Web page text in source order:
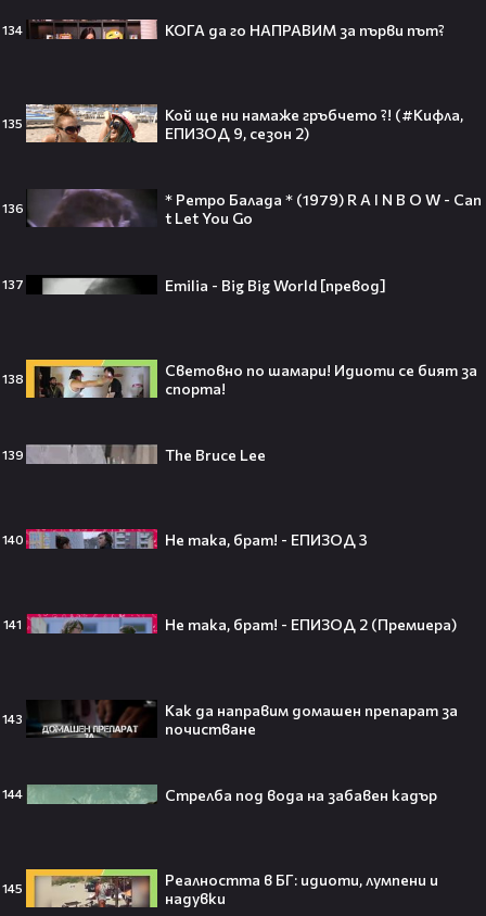
134 КОГА да го НАПРАВИМ за първи път?
135
Кой ще ни намаже гръбчето ?! (#Кифла,
ЕПИЗОД 9, сезон 2)
136
* Ретро Балада * (1979) R A I N B O W - Can
t Let You Go
137 Emilia - Big Big World [превод]
138
Световно по шамари! Идиоти се бият за
спорта!
139 The Bruce Lee
140 Не така, брат! - ЕПИЗОД 3
141 Не така, брат! - ЕПИЗОД 2 (Премиера)
143
Как да направим домашен препарат за
почистване
144 Стрелба под вода на забавен кадър
145
Реалността в БГ: идиоти, лумпени и
надувки
усещането за „Одисея“ на
Кристофър Нолан🤩🎮
футбол заедно с Мадона, Шакира
250 години тишина: Америка
Ерлинг Холанд ghost-на Том
Холанд?! 💀 Защо Спайдър-мен